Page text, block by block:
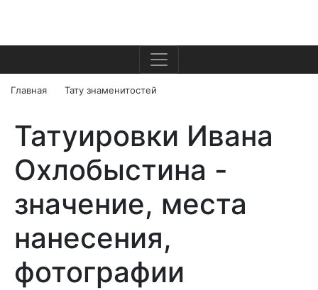
Главная Тату знаменитостей
Татуировки Ивана
Охлобыстина -
значение, места
нанесения,
фотографии